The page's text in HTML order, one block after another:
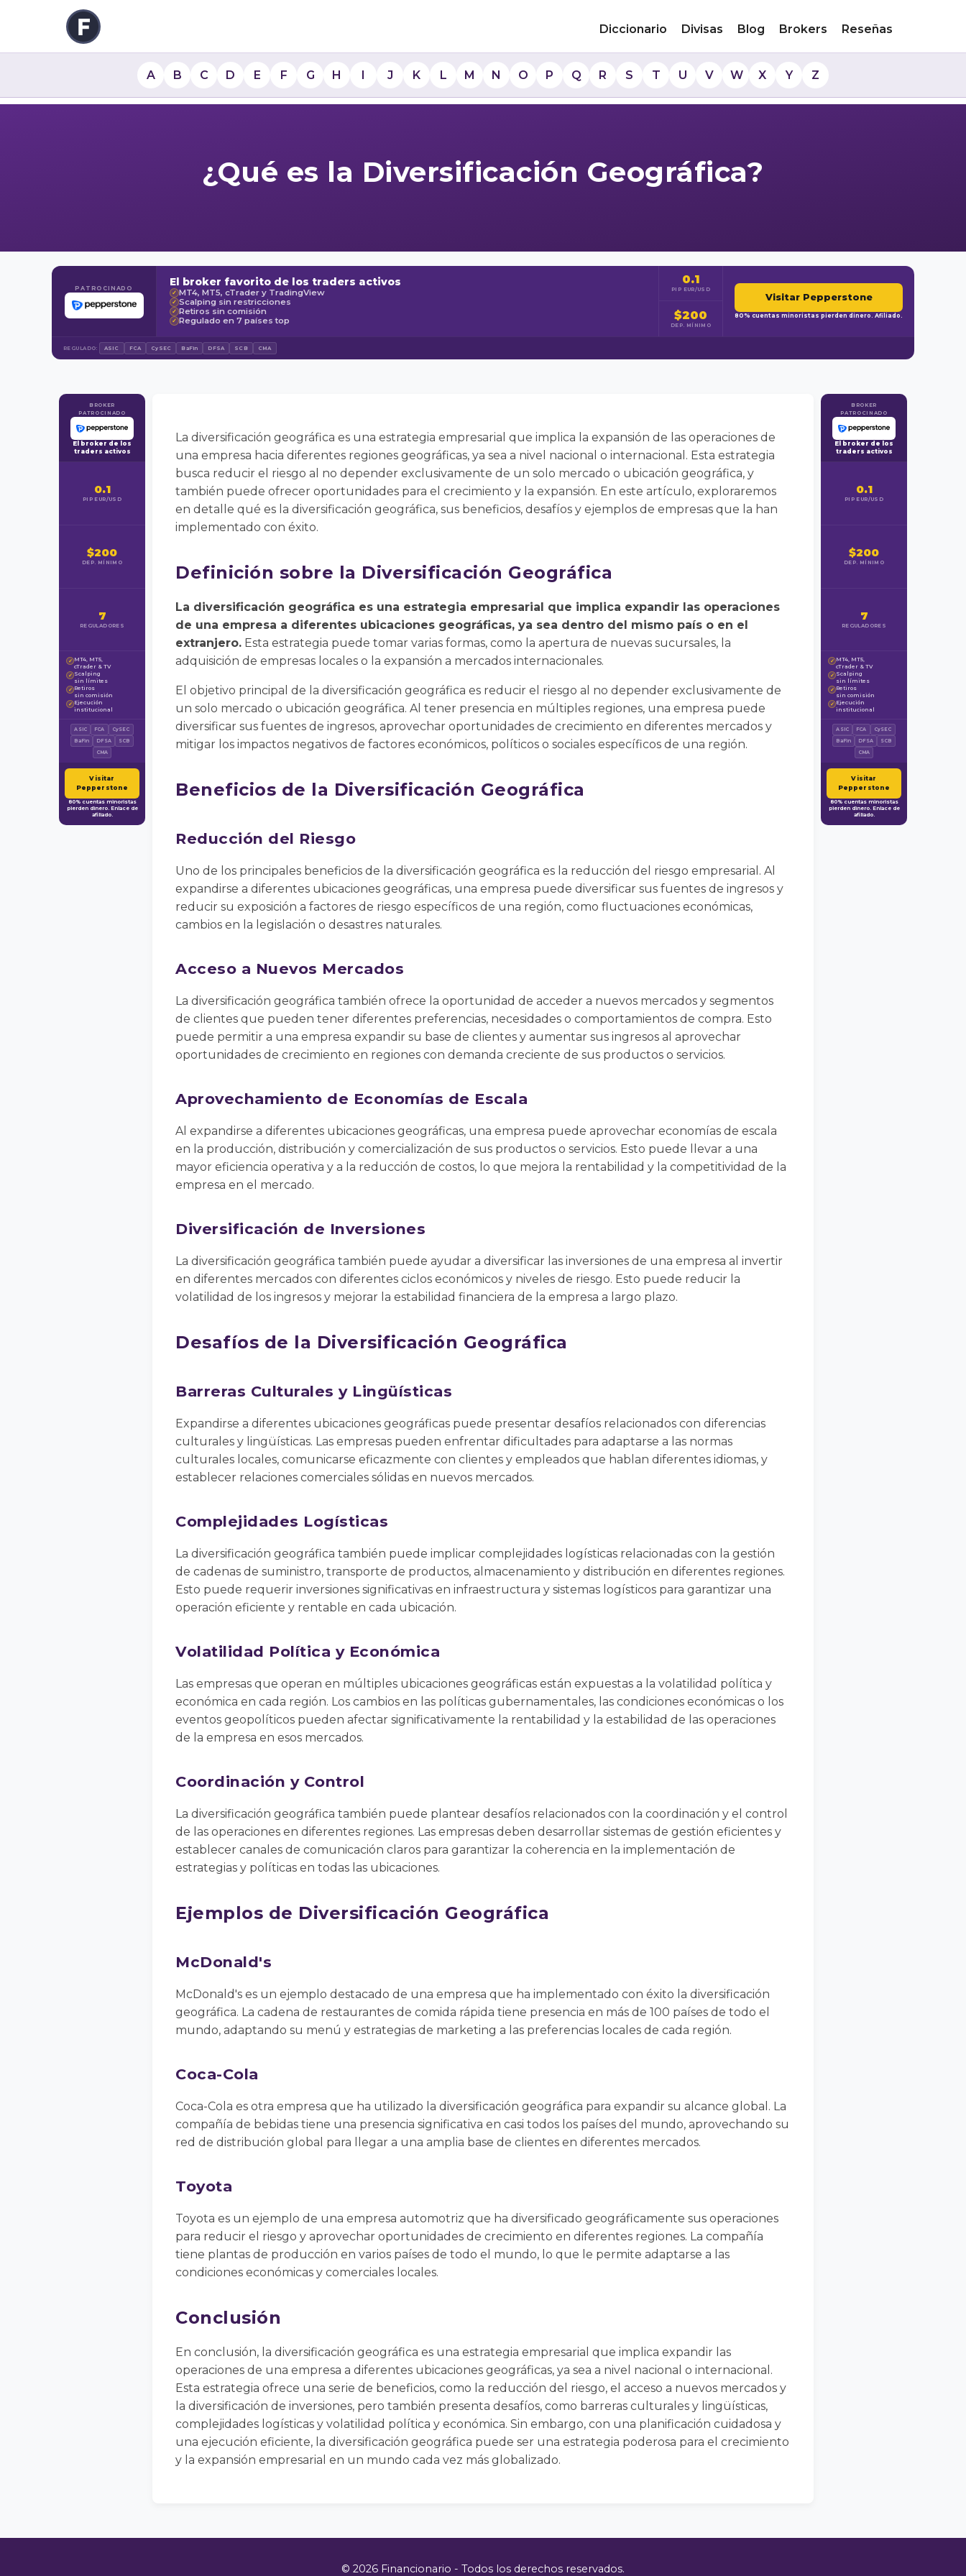
Diccionario Divisas Blog Brokers Reseñas
A B C D E F G H I J K L M N O P Q R S T U V W X Y Z
¿Qué es la Diversificación Geográfica?
PATROCINADO El broker favorito de los traders activos
✓ MT4, MT5, cTrader y TradingView
✓ Scalping sin restricciones
✓ Retiros sin comisión
✓ Regulado en 7 países top
0.1
PIP EUR/USD
$200
DEP. MÍNIMO
Visitar Pepperstone
80% cuentas minoristas pierden dinero. Afiliado.
REGULADO: ASIC FCA CySEC BaFin DFSA SCB CMA
BROKER
PATROCINADO
El broker de los
traders activos
0.1
PIP EUR/USD
$200
DEP. MÍNIMO
7
REGULADORES
✓ MT4, MT5,
cTrader & TV
✓ Scalping
sin límites
✓ Retiros
sin comisión
✓ Ejecución
institucional
ASIC FCA
CySEC
BaFin
DFSA
SCB
CMA
Visitar
Pepperstone
80% cuentas minoristas
pierden dinero. Enlace de
afiliado.
La diversificación geográfica es una estrategia empresarial que implica la expansión de las operaciones de
una empresa hacia diferentes regiones geográficas, ya sea a nivel nacional o internacional. Esta estrategia
busca reducir el riesgo al no depender exclusivamente de un solo mercado o ubicación geográfica, y
también puede ofrecer oportunidades para el crecimiento y la expansión. En este artículo, exploraremos
en detalle qué es la diversificación geográfica, sus beneficios, desafíos y ejemplos de empresas que la han
implementado con éxito.
Definición sobre la Diversificación Geográfica
La diversificación geográfica es una estrategia empresarial que implica expandir las operaciones
de una empresa a diferentes ubicaciones geográficas, ya sea dentro del mismo país o en el
extranjero. Esta estrategia puede tomar varias formas, como la apertura de nuevas sucursales, la
adquisición de empresas locales o la expansión a mercados internacionales.
El objetivo principal de la diversificación geográfica es reducir el riesgo al no depender exclusivamente de
un solo mercado o ubicación geográfica. Al tener presencia en múltiples regiones, una empresa puede
diversificar sus fuentes de ingresos, aprovechar oportunidades de crecimiento en diferentes mercados y
mitigar los impactos negativos de factores económicos, políticos o sociales específicos de una región.
Beneficios de la Diversificación Geográfica
Reducción del Riesgo
Uno de los principales beneficios de la diversificación geográfica es la reducción del riesgo empresarial. Al
expandirse a diferentes ubicaciones geográficas, una empresa puede diversificar sus fuentes de ingresos y
reducir su exposición a factores de riesgo específicos de una región, como fluctuaciones económicas,
cambios en la legislación o desastres naturales.
Acceso a Nuevos Mercados
La diversificación geográfica también ofrece la oportunidad de acceder a nuevos mercados y segmentos
de clientes que pueden tener diferentes preferencias, necesidades o comportamientos de compra. Esto
puede permitir a una empresa expandir su base de clientes y aumentar sus ingresos al aprovechar
oportunidades de crecimiento en regiones con demanda creciente de sus productos o servicios.
Aprovechamiento de Economías de Escala
Al expandirse a diferentes ubicaciones geográficas, una empresa puede aprovechar economías de escala
en la producción, distribución y comercialización de sus productos o servicios. Esto puede llevar a una
mayor eficiencia operativa y a la reducción de costos, lo que mejora la rentabilidad y la competitividad de la
empresa en el mercado.
Diversificación de Inversiones
La diversificación geográfica también puede ayudar a diversificar las inversiones de una empresa al invertir
en diferentes mercados con diferentes ciclos económicos y niveles de riesgo. Esto puede reducir la
volatilidad de los ingresos y mejorar la estabilidad financiera de la empresa a largo plazo.
Desafíos de la Diversificación Geográfica
Barreras Culturales y Lingüísticas
Expandirse a diferentes ubicaciones geográficas puede presentar desafíos relacionados con diferencias
culturales y lingüísticas. Las empresas pueden enfrentar dificultades para adaptarse a las normas
culturales locales, comunicarse eficazmente con clientes y empleados que hablan diferentes idiomas, y
establecer relaciones comerciales sólidas en nuevos mercados.
Complejidades Logísticas
La diversificación geográfica también puede implicar complejidades logísticas relacionadas con la gestión
de cadenas de suministro, transporte de productos, almacenamiento y distribución en diferentes regiones.
Esto puede requerir inversiones significativas en infraestructura y sistemas logísticos para garantizar una
operación eficiente y rentable en cada ubicación.
Volatilidad Política y Económica
Las empresas que operan en múltiples ubicaciones geográficas están expuestas a la volatilidad política y
económica en cada región. Los cambios en las políticas gubernamentales, las condiciones económicas o los
eventos geopolíticos pueden afectar significativamente la rentabilidad y la estabilidad de las operaciones
de la empresa en esos mercados.
Coordinación y Control
La diversificación geográfica también puede plantear desafíos relacionados con la coordinación y el control
de las operaciones en diferentes regiones. Las empresas deben desarrollar sistemas de gestión eficientes y
establecer canales de comunicación claros para garantizar la coherencia en la implementación de
estrategias y políticas en todas las ubicaciones.
Ejemplos de Diversificación Geográfica
McDonald's
McDonald's es un ejemplo destacado de una empresa que ha implementado con éxito la diversificación
geográfica. La cadena de restaurantes de comida rápida tiene presencia en más de 100 países de todo el
mundo, adaptando su menú y estrategias de marketing a las preferencias locales de cada región.
Coca-Cola
Coca-Cola es otra empresa que ha utilizado la diversificación geográfica para expandir su alcance global. La
compañía de bebidas tiene una presencia significativa en casi todos los países del mundo, aprovechando su
red de distribución global para llegar a una amplia base de clientes en diferentes mercados.
Toyota
Toyota es un ejemplo de una empresa automotriz que ha diversificado geográficamente sus operaciones
para reducir el riesgo y aprovechar oportunidades de crecimiento en diferentes regiones. La compañía
tiene plantas de producción en varios países de todo el mundo, lo que le permite adaptarse a las
condiciones económicas y comerciales locales.
Conclusión
En conclusión, la diversificación geográfica es una estrategia empresarial que implica expandir las
operaciones de una empresa a diferentes ubicaciones geográficas, ya sea a nivel nacional o internacional.
Esta estrategia ofrece una serie de beneficios, como la reducción del riesgo, el acceso a nuevos mercados y
la diversificación de inversiones, pero también presenta desafíos, como barreras culturales y lingüísticas,
complejidades logísticas y volatilidad política y económica. Sin embargo, con una planificación cuidadosa y
una ejecución eficiente, la diversificación geográfica puede ser una estrategia poderosa para el crecimiento
y la expansión empresarial en un mundo cada vez más globalizado.
BROKER
PATROCINADO
El broker de los
traders activos
0.1
PIP EUR/USD
$200
DEP. MÍNIMO
7
REGULADORES
✓ MT4, MT5,
cTrader & TV
✓ Scalping
sin límites
✓ Retiros
sin comisión
✓ Ejecución
institucional
ASIC FCA
CySEC
BaFin
DFSA
SCB
CMA
Visitar
Pepperstone
80% cuentas minoristas
pierden dinero. Enlace de
afiliado.
© 2026 Financionario - Todos los derechos reservados.